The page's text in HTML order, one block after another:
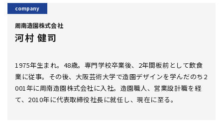
周南造園株式会社
河村 健司
1975年生まれ。48歳。専門学校卒業後、2年間板前として飲食
業に従事。その後、大阪芸術大学で造園デザインを学んだのち2
001年に周南造園株式会社に入社。造園職人、営業設計職を経
て、2010年に代表取締役社長に就任し、現在に至る。